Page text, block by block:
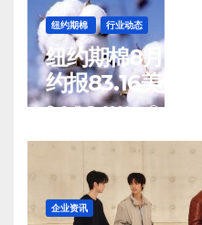
纽约期棉 行业动态
纽约期棉8月6日
约报83.16美分/磅
8 月 7, 2026 TENG
企业资讯